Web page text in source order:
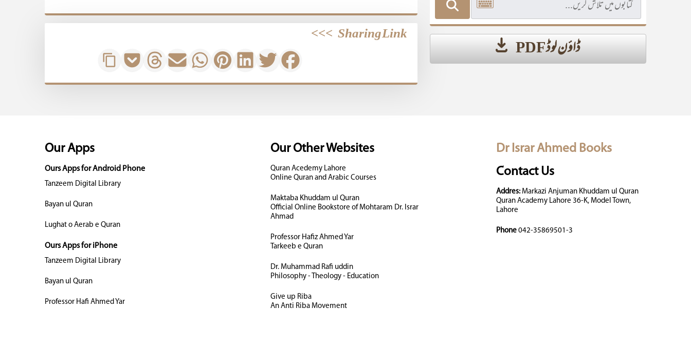
Sharing Link
>>>
ڈاؤن لوڈ PDF
Dr Israr Ahmed Books
Contact Us
Addres:Markazi Anjuman Khuddam ul Quran
Quran Academy Lahore 36-K, Model Town,
Lahore
Phone 042-35869501-3
Our Other Websites
Quran Acedemy Lahore
Online Quran and Arabic Courses
Maktaba Khuddam ul Quran
Official Online Bookstore of Mohtaram Dr. Israr
Ahmad
Professor Hafiz Ahmed Yar
Tarkeeb e Quran
Dr. Muhammad Rafi uddin
Philosophy - Theology - Education
Give up Riba
An Anti Riba Movement
Our Apps
Ours Apps for Android Phone
Tanzeem Digital Library
Bayan ul Quran
Lughat o Aerab e Quran
Ours Apps for iPhone
Tanzeem Digital Library
Bayan ul Quran
Professor Hafi Ahmed Yar